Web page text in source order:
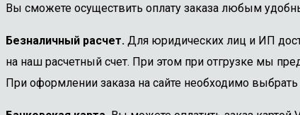
Вы сможете осуществить оплату заказа любым
Безналичный расчет. Для юридических лиц и ИП
на наш расчетный счет. При этом при отгрузке мы
При оформлении заказа на сайте необходимо